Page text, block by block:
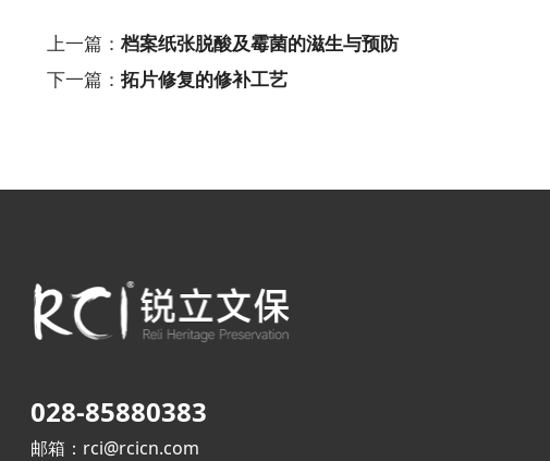
上一篇：档案纸张脱酸及霉菌的滋生与预防
下一篇：拓片修复的修补工艺
028-85880383
邮箱：rci@rcicn.com